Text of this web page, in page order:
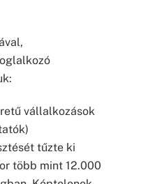
vállalkozások
tűzte ki
több mint 12.000